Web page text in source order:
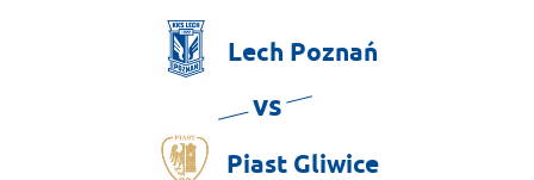
Lech Poznań
vs
Piast Gliwice